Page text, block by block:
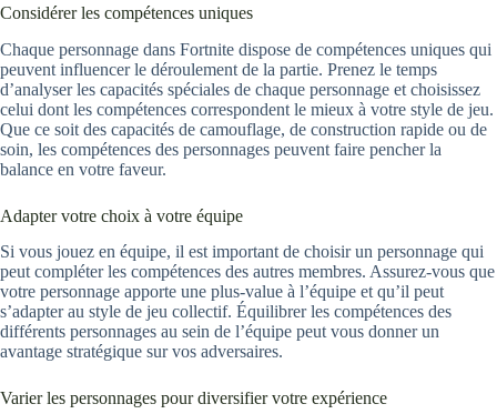
Considérer les compétences uniques
Chaque personnage dans Fortnite dispose de compétences uniques qui
peuvent influencer le déroulement de la partie. Prenez le temps
d’analyser les capacités spéciales de chaque personnage et choisissez
celui dont les compétences correspondent le mieux à votre style de jeu.
Que ce soit des capacités de camouflage, de construction rapide ou de
soin, les compétences des personnages peuvent faire pencher la
balance en votre faveur.
Adapter votre choix à votre équipe
Si vous jouez en équipe, il est important de choisir un personnage qui
peut compléter les compétences des autres membres. Assurez-vous que
votre personnage apporte une plus-value à l’équipe et qu’il peut
s’adapter au style de jeu collectif. Équilibrer les compétences des
différents personnages au sein de l’équipe peut vous donner un
avantage stratégique sur vos adversaires.
Varier les personnages pour diversifier votre expérience